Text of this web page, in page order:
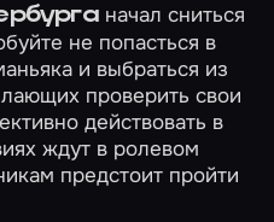
начал сниться
не попасться в
и выбраться из
проверить свои
действовать в
ждут в ролевом
предстоит пройти